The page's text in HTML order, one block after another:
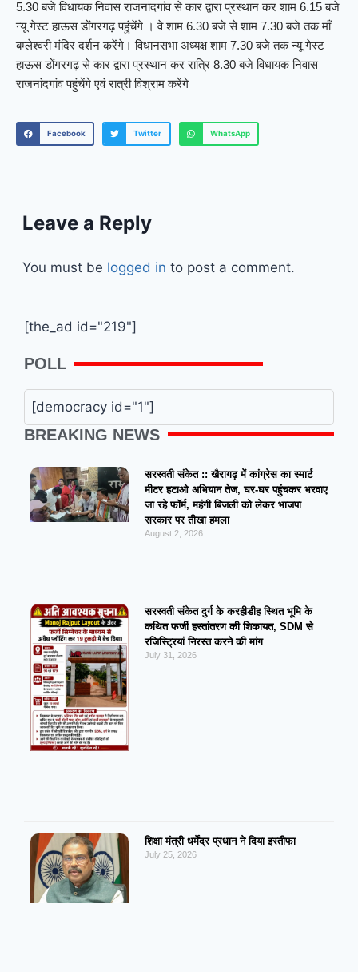
5.30 बजे विधायक निवास राजनांदगांव से कार द्वारा प्रस्थान कर शाम 6.15 बजे
न्यू गेस्ट हाऊस डोंगरगढ़ पहुंचेंगे । वे शाम 6.30 बजे से शाम 7.30 बजे तक माँ
बम्लेश्वरी मंदिर दर्शन करेंगे। विधानसभा अध्यक्ष शाम 7.30 बजे तक न्यू गेस्ट
हाऊस डोंगरगढ़ से कार द्वारा प्रस्थान कर रात्रि 8.30 बजे विधायक निवास
राजनांदगांव पहुंचेंगे एवं रात्री विश्राम करेंगे
Facebook Twitter WhatsApp
Leave a Reply
You must be logged in to post a comment.
[the_ad id="219"]
POLL
[democracy id="1"]
BREAKING NEWS
सरस्वती संकेत :: खैरागढ़ में कांग्रेस का स्मार्ट
मीटर हटाओ अभियान तेज, घर-घर पहुंचकर भरवाए
जा रहे फॉर्म, महंगी बिजली को लेकर भाजपा
सरकार पर तीखा हमला
August 2, 2026
सरस्वती संकेत दुर्ग के करहीडीह स्थित भूमि के
कथित फर्जी हस्तांतरण की शिकायत, SDM से
रजिस्ट्रियां निरस्त करने की मांग
July 31, 2026
शिक्षा मंत्री धर्मेंद्र प्रधान ने दिया इस्तीफा
July 25, 2026